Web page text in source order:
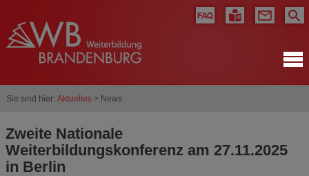
Sie sind hier: Aktuelles> News
Zweite Nationale
Weiterbildungskonferenz am 27.11.2025
in Berlin